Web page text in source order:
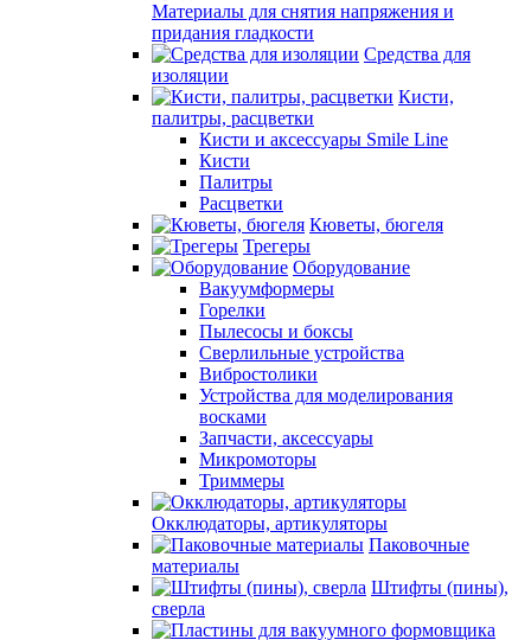
Материалы для снятия напряжения и
придания гладкости
Средства для
изоляции
Кисти,
палитры, расцветки
Кисти и аксессуары Smile Line
Кисти
Палитры
Расцветки
Кюветы, бюгеля
Трегеры
Оборудование
Вакуумформеры
Горелки
Пылесосы и боксы
Сверлильные устройства
Вибростолики
Устройства для моделирования
восками
Запчасти, аксессуары
Микромоторы
Триммеры
Окклюдаторы, артикуляторы
Паковочные
материалы
Штифты (пины),
сверла